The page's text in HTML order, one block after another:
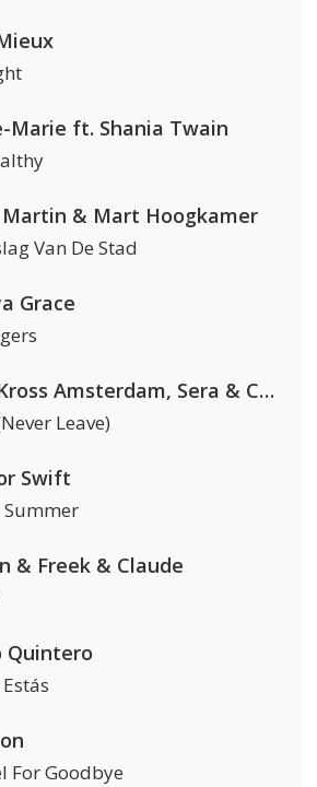
Marie ft. Shania Twain
& Mart Hoogkamer
Van De Stad
Grace
Kris Kross Amsterdam, Sera & Conor Maynard
Leave)
Swift
Summer
& Freek & Claude
Quintero
For Goodbye